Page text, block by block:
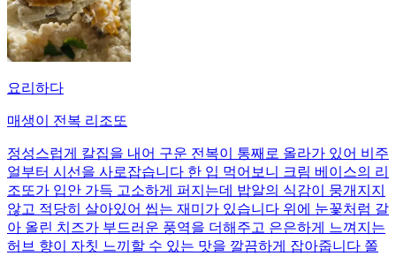
요리하다
매생이 전복 리조또
정성스럽게 칼집을 내어 구운 전복이 통째로 올라가 있어 비주
얼부터 시선을 사로잡습니다 한 입 먹어보니 크림 베이스의 리
조또가 입안 가득 고소하게 퍼지는데 밥알의 식감이 뭉개지지
않고 적당히 살아있어 씹는 재미가 있습니다 위에 눈꽃처럼 갈
아 올린 치즈가 부드러운 풍역을 더해주고 은은하게 느껴지는
허브 향이 자칫 느끼할 수 있는 맛을 깔끔하게 잡아줍니다 쫄